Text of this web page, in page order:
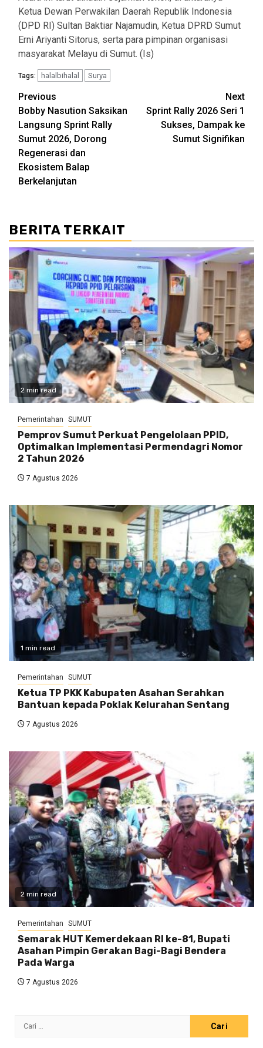
Ketua Dewan Perwakilan Daerah Republik Indonesia
(DPD RI) Sultan Baktiar Najamudin, Ketua DPRD Sumut
Erni Ariyanti Sitorus, serta para pimpinan organisasi
masyarakat Melayu di Sumut. (Is)
Tags: halalbihalal Surya
Post
navigation
Previous
Bobby Nasution Saksikan
Langsung Sprint Rally
Sumut 2026, Dorong
Regenerasi dan
Ekosistem Balap
Berkelanjutan
Next
Sprint Rally 2026 Seri 1
Sukses, Dampak ke
Sumut Signifikan
BERITA TERKAIT
2 min read
Pemerintahan SUMUT
Pemprov Sumut Perkuat Pengelolaan PPID,
Optimalkan Implementasi Permendagri Nomor
2 Tahun 2026
7 Agustus 2026
1 min read
Pemerintahan SUMUT
Ketua TP PKK Kabupaten Asahan Serahkan
Bantuan kepada Poklak Kelurahan Sentang
7 Agustus 2026
2 min read
Pemerintahan SUMUT
Semarak HUT Kemerdekaan RI ke-81, Bupati
Asahan Pimpin Gerakan Bagi-Bagi Bendera
Pada Warga
7 Agustus 2026
Cari